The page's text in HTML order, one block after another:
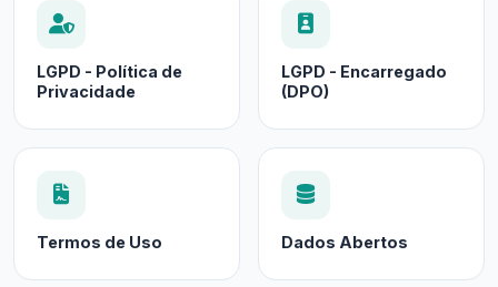
LGPD - Política de
Privacidade
LGPD - Encarregado
(DPO)
Termos de Uso Dados Abertos